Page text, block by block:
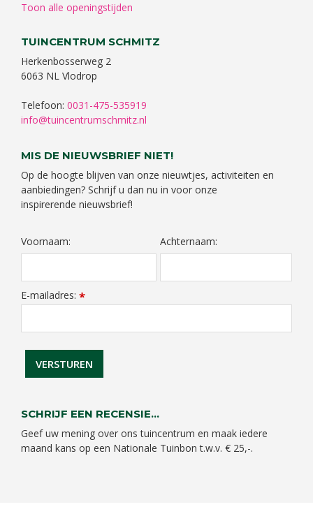
Toon alle openingstijden
TUINCENTRUM SCHMITZ
Herkenbosserweg 2
6063 NL Vlodrop
Telefoon: 0031-475-535919
info@tuincentrumschmitz.nl
MIS DE NIEUWSBRIEF NIET!
Op de hoogte blijven van onze nieuwtjes, activiteiten en
aanbiedingen? Schrijf u dan nu in voor onze
inspirerende nieuwsbrief!
Voornaam: Achternaam:
E-mailadres: *
SCHRIJF EEN RECENSIE...
Geef uw mening over ons tuincentrum en maak iedere
maand kans op een Nationale Tuinbon t.w.v. € 25,-.